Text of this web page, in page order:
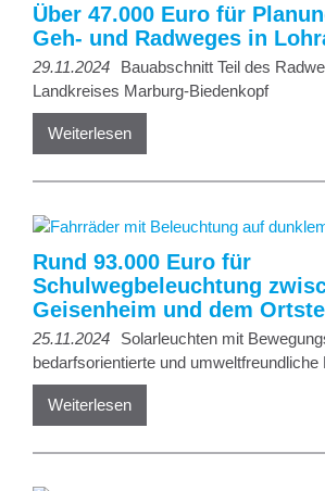
Über 47.000 Euro für
Geh- und Radweges in
29.11.2024
Bauabschnitt Teil des
Landkreises Marburg-Biedenkopf
Weiterlesen
Rund 93.000 Euro für
Schulwegbeleuchtung
Geisenheim und dem
25.11.2024
Solarleuchten mit
bedarfsorientierte und umweltfreundliche
Weiterlesen